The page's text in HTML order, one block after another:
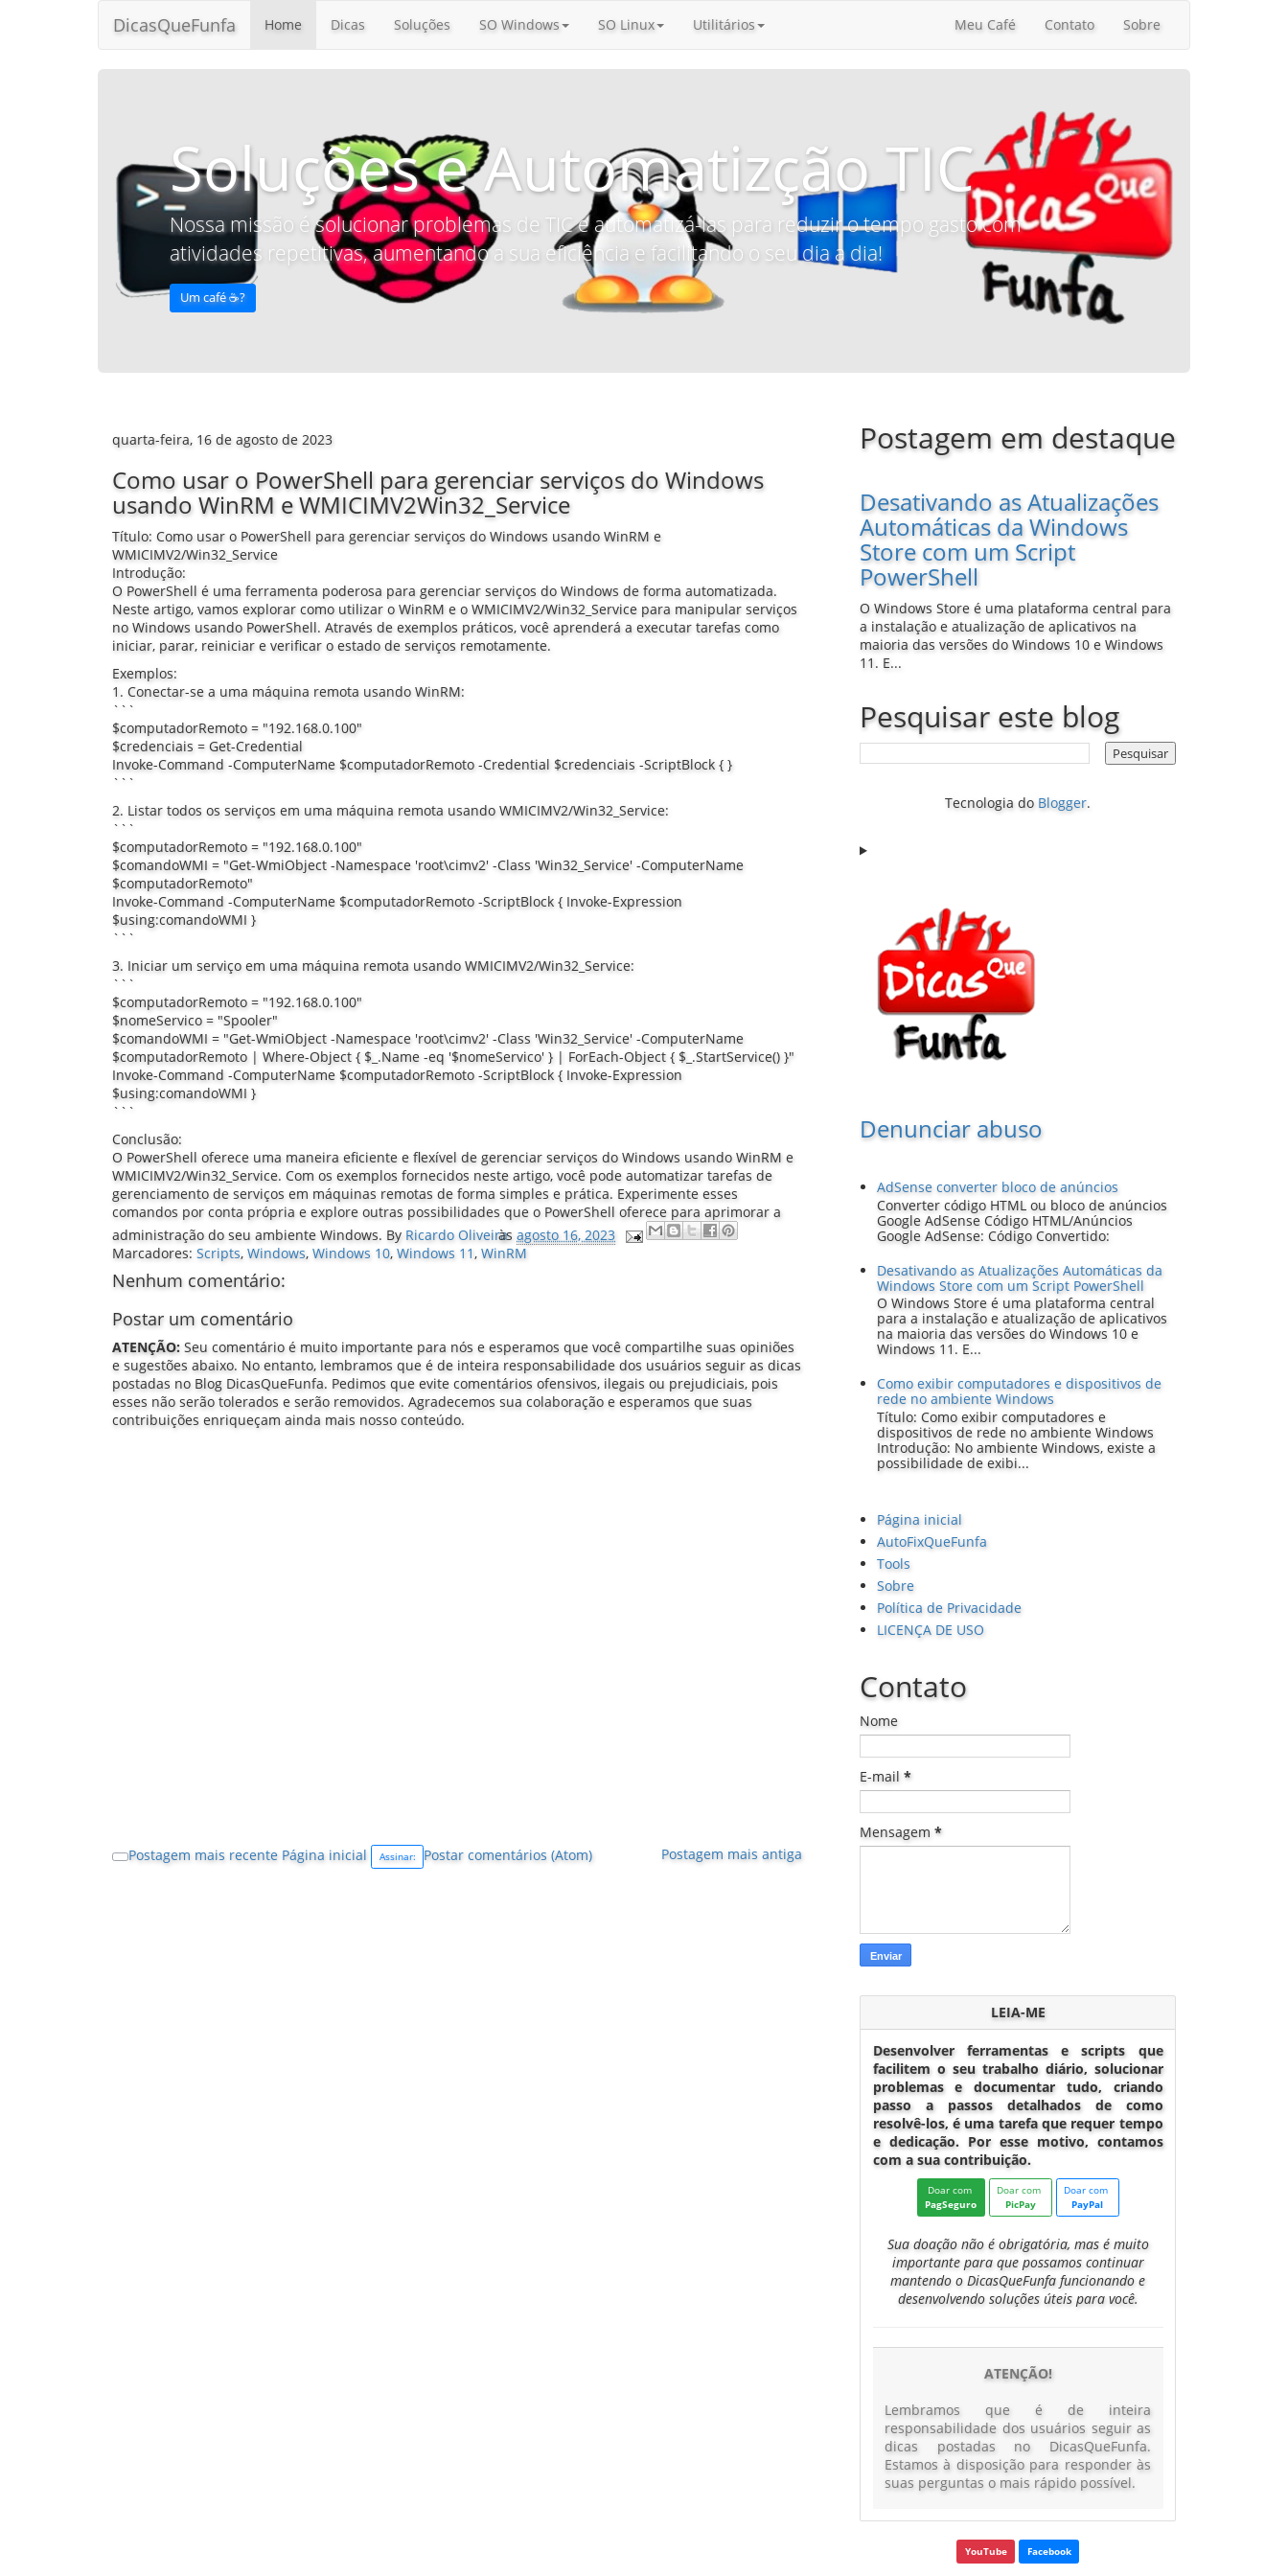
DicasQueFunfa Home Dicas Soluções SO Windows SO Linux Utilitários Meu Café Contato Sobre
Soluções e Automatizção TIC
Nossa missão é solucionar problemas de TIC e automatizá-las para reduzir o tempo gasto com
atividades repetitivas, aumentando a sua eficiência e facilitando o seu dia a dia!
Um café ☕️?
quarta-feira, 16 de agosto de 2023
Como usar o PowerShell para gerenciar serviços do Windows
usando WinRM e WMICIMV2Win32_Service
Título: Como usar o PowerShell para gerenciar serviços do Windows usando WinRM e
WMICIMV2/Win32_Service
Introdução:
O PowerShell é uma ferramenta poderosa para gerenciar serviços do Windows de forma automatizada.
Neste artigo, vamos explorar como utilizar o WinRM e o WMICIMV2/Win32_Service para manipular serviços
no Windows usando PowerShell. Através de exemplos práticos, você aprenderá a executar tarefas como
iniciar, parar, reiniciar e verificar o estado de serviços remotamente.
Exemplos:
1. Conectar-se a uma máquina remota usando WinRM:
```
$computadorRemoto = "192.168.0.100"
$credenciais = Get-Credential
Invoke-Command -ComputerName $computadorRemoto -Credential $credenciais -ScriptBlock { }
```
2. Listar todos os serviços em uma máquina remota usando WMICIMV2/Win32_Service:
```
$computadorRemoto = "192.168.0.100"
$comandoWMI = "Get-WmiObject -Namespace 'root\cimv2' -Class 'Win32_Service' -ComputerName
$computadorRemoto"
Invoke-Command -ComputerName $computadorRemoto -ScriptBlock { Invoke-Expression
$using:comandoWMI }
```
3. Iniciar um serviço em uma máquina remota usando WMICIMV2/Win32_Service:
```
$computadorRemoto = "192.168.0.100"
$nomeServico = "Spooler"
$comandoWMI = "Get-WmiObject -Namespace 'root\cimv2' -Class 'Win32_Service' -ComputerName
$computadorRemoto | Where-Object { $_.Name -eq '$nomeServico' } | ForEach-Object { $_.StartService() }"
Invoke-Command -ComputerName $computadorRemoto -ScriptBlock { Invoke-Expression
$using:comandoWMI }
```
Conclusão:
O PowerShell oferece uma maneira eficiente e flexível de gerenciar serviços do Windows usando WinRM e
WMICIMV2/Win32_Service. Com os exemplos fornecidos neste artigo, você pode automatizar tarefas de
gerenciamento de serviços em máquinas remotas de forma simples e prática. Experimente esses
comandos por conta própria e explore outras possibilidades que o PowerShell oferece para aprimorar a
administração do seu ambiente Windows. By Ricardo Oliveira
às agosto 16, 2023
Marcadores: Scripts, Windows, Windows 10, Windows 11, WinRM
Nenhum comentário:
Postar um comentário
ATENÇÃO: Seu comentário é muito importante para nós e esperamos que você compartilhe suas opiniões
e sugestões abaixo. No entanto, lembramos que é de inteira responsabilidade dos usuários seguir as dicas
postadas no Blog DicasQueFunfa. Pedimos que evite comentários ofensivos, ilegais ou prejudiciais, pois
esses não serão tolerados e serão removidos. Agradecemos sua colaboração e esperamos que suas
contribuições enriqueçam ainda mais nosso conteúdo.
Postagem mais recente Postagem mais antiga
Página inicial Assinar: Postar comentários (Atom)
Postagem em destaque
Desativando as Atualizações
Automáticas da Windows
Store com um Script
PowerShell
O Windows Store é uma plataforma central para
a instalação e atualização de aplicativos na
maioria das versões do Windows 10 e Windows
11. E...
Pesquisar este blog
Tecnologia do Blogger.
Denunciar abuso
AdSense converter bloco de anúncios
Converter código HTML ou bloco de anúncios
Google AdSense Código HTML/Anúncios
Google AdSense: Código Convertido:
Desativando as Atualizações Automáticas da
Windows Store com um Script PowerShell
O Windows Store é uma plataforma central
para a instalação e atualização de aplicativos
na maioria das versões do Windows 10 e
Windows 11. E...
Como exibir computadores e dispositivos de
rede no ambiente Windows
Título: Como exibir computadores e
dispositivos de rede no ambiente Windows
Introdução: No ambiente Windows, existe a
possibilidade de exibi...
Página inicial
AutoFixQueFunfa
Tools
Sobre
Política de Privacidade
LICENÇA DE USO
Contato
Nome
E-mail *
Mensagem *
LEIA-ME
Desenvolver ferramentas e scripts que
facilitem o seu trabalho diário, solucionar
problemas e documentar tudo, criando
passo a passos detalhados de como
resolvê-los, é uma tarefa que requer tempo
e dedicação. Por esse motivo, contamos
com a sua contribuição.
Doar com
PagSeguro
Doar com
PicPay
Doar com
PayPal
Sua doação não é obrigatória, mas é muito
importante para que possamos continuar
mantendo o DicasQueFunfa funcionando e
desenvolvendo soluções úteis para você.
ATENÇÃO!
Lembramos que é de inteira
responsabilidade dos usuários seguir as
dicas postadas no DicasQueFunfa.
Estamos à disposição para responder às
suas perguntas o mais rápido possível.
YouTube Facebook